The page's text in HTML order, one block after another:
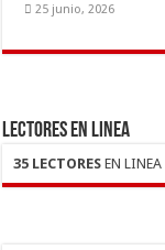
25 junio, 2026
LECTORES EN LINEA
35 LECTORES EN LINEA